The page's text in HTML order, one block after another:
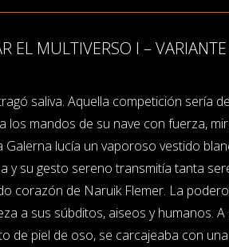
EL MULTIVERSO I –
saliva. Aquella competición sería
los mandos de su nave con fuerza,
Galerna lucía un vaporoso vestido
y su gesto sereno transmitía tanta
corazón de Naruik Flemer. La
a sus súbditos, aiseos y humanos.
de piel de oso, se carcajeaba con